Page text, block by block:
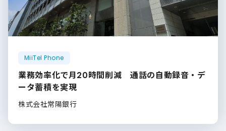
MiiTel Phone
業務効率化で月20時間削減 通話の自動録音・デ
ータ蓄積を実現
株式会社常陽銀行